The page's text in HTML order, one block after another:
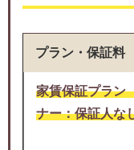
プラン・保証料
家賃保証プラン
ナー：保証人な